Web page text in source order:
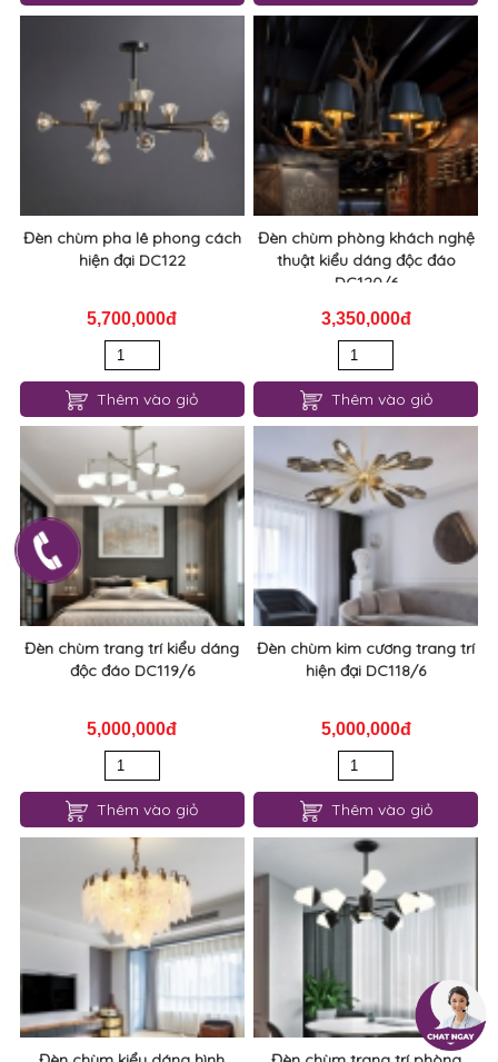
Đèn chùm pha lê phong cách
hiện đại DC122
5,700,000đ
Thêm vào giỏ
Đèn chùm phòng khách nghệ
thuật kiểu dáng độc đáo
DC120/6
3,350,000đ
Thêm vào giỏ
Đèn chùm trang trí kiểu dáng
độc đáo DC119/6
5,000,000đ
Thêm vào giỏ
Đèn chùm kim cương trang trí
hiện đại DC118/6
5,000,000đ
Thêm vào giỏ